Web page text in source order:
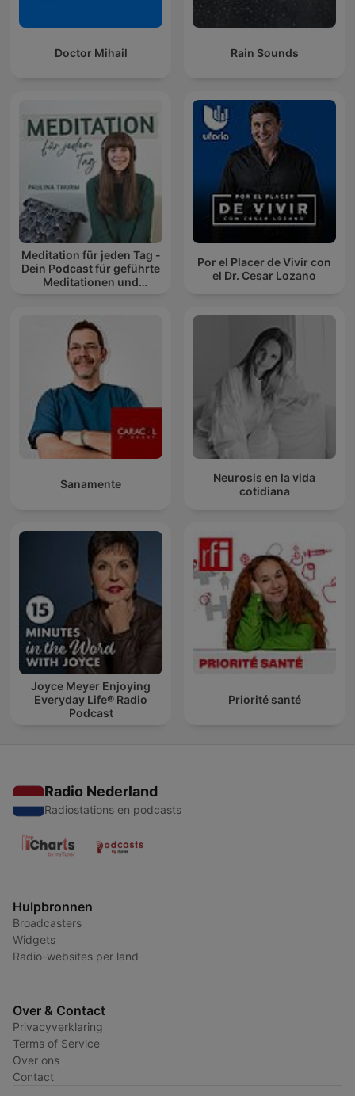
Doctor Mihail Rain Sounds
Meditation für jeden Tag -
Dein Podcast für geführte
Meditationen und
Por el Placer de Vivir con
el Dr. Cesar Lozano
Sanamente
Neurosis en la vida
cotidiana
Joyce Meyer Enjoying
Everyday Life® Radio
Podcast
Priorité santé
Radio Nederland
Radiostations en podcasts
Hulpbronnen
Broadcasters
Widgets
Radio-websites per land
Over & Contact
Privacyverklaring
Terms of Service
Over ons
Contact